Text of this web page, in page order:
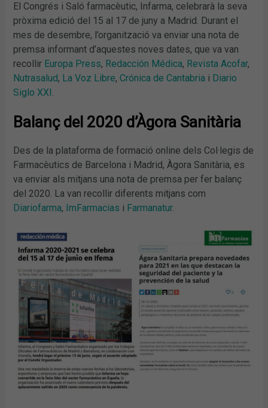
El Congrés i Saló farmacèutic, Infarma, celebrarà la seva
pròxima edició del 15 al 17 de juny a Madrid. Durant el
mes de desembre, l’organització va enviar una nota de
premsa informant d’aquestes noves dates, que va van
recollir Europa Press, Redacción Médica, Revista Acofar,
Nutrasalud, La Voz Libre,Crónica de Cantabria i Diario
Siglo XXI.
Balanç del 2020 d’Àgora Sanitària
Des de la plataforma de formació online dels Col·legis de
Farmacèutics de Barcelona i Madrid, Àgora Sanitària, es
va enviar als mitjans una nota de premsa per fer balanç
del 2020. La van recollir diferents mitjans com
Diariofarma, ImFarmacias i Farmanatur.